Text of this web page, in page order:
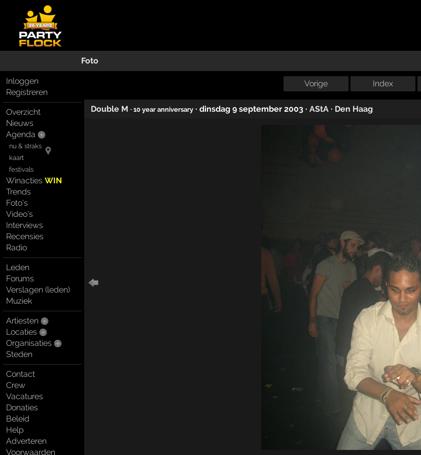
Foto
Inloggen
Registreren
Overzicht
Nieuws
Agenda
nu & straks
kaart
festivals
WinactiesWIN
Trends
Foto's
Video's
Interviews
Recensies
Radio
Leden
Forums
Verslagen (leden)
Muziek
Artiesten
Locaties
Organisaties
Steden
Contact
Crew
Vacatures
Donaties
Beleid
Help
Adverteren
Voorwaarden
Vorige Index
Double M · 10 year anniversary · dinsdag 9 september 2003 · AStA · Den Haag